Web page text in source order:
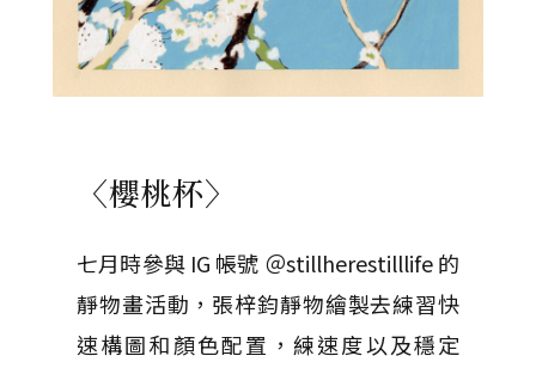
〈櫻桃杯〉
七月時參與 IG 帳號 ＠stillherestilllife 的
靜物畫活動，張梓鈞靜物繪製去練習快
速構圖和顏色配置，練速度以及穩定